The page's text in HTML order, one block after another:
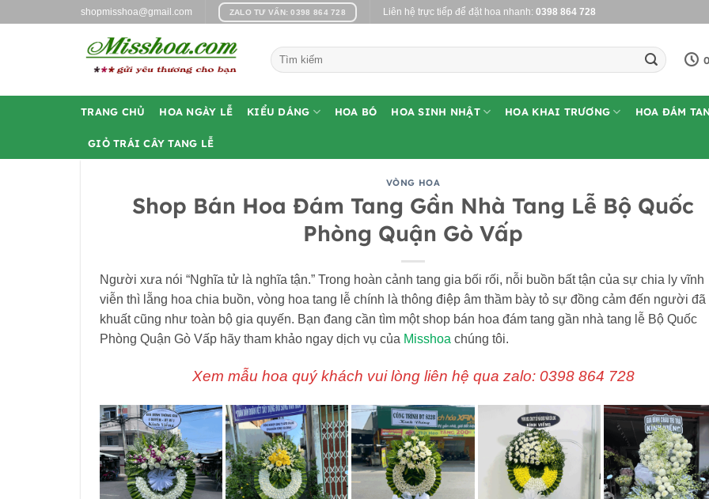
shopmisshoa@gmail.com ZALO TƯ VẤN: 0398 864 728 Liên hệ trực tiếp để đặt hoa nhanh: 0398 864 728
Tìm
kiếm:
TRANG CHỦ HOA NGÀY LỄ KIỂU DÁNG HOA BÓ HOA SINH NHẬT HOA KHAI TRƯƠNG HOA ĐÁM
GIỎ TRÁI CÂY TANG LỄ
VÒNG HOA
Shop Bán Hoa Đám Tang Gần Nhà Tang Lễ Bộ Quốc
Phòng Quận Gò Vấp
Người xưa nói “Nghĩa tử là nghĩa tận.” Trong hoàn cảnh tang gia bối rối, nỗi buồn bất tận của sự chia ly vĩnh
viễn thì lẵng hoa chia buồn, vòng hoa tang lễ chính là thông điệp âm thầm bày tỏ sự đồng cảm đến người đã
khuất cũng như toàn bộ gia quyến. Bạn đang cần tìm một shop bán hoa đám tang gần nhà tang lễ Bộ Quốc
Phòng Quận Gò Vấp hãy tham khảo ngay dịch vụ của Misshoa chúng tôi.
Xem mẫu hoa quý khách vui lòng liên hệ qua zalo: 0398 864 728